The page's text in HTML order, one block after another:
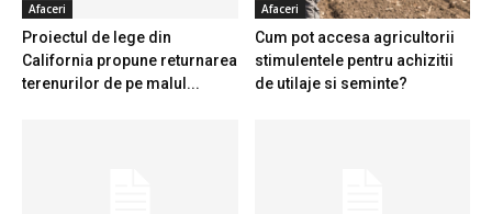
Afaceri
Proiectul de lege din
California propune returnarea
terenurilor de pe malul...
Afaceri
Cum pot accesa agricultorii
stimulentele pentru achizitii
de utilaje si seminte?